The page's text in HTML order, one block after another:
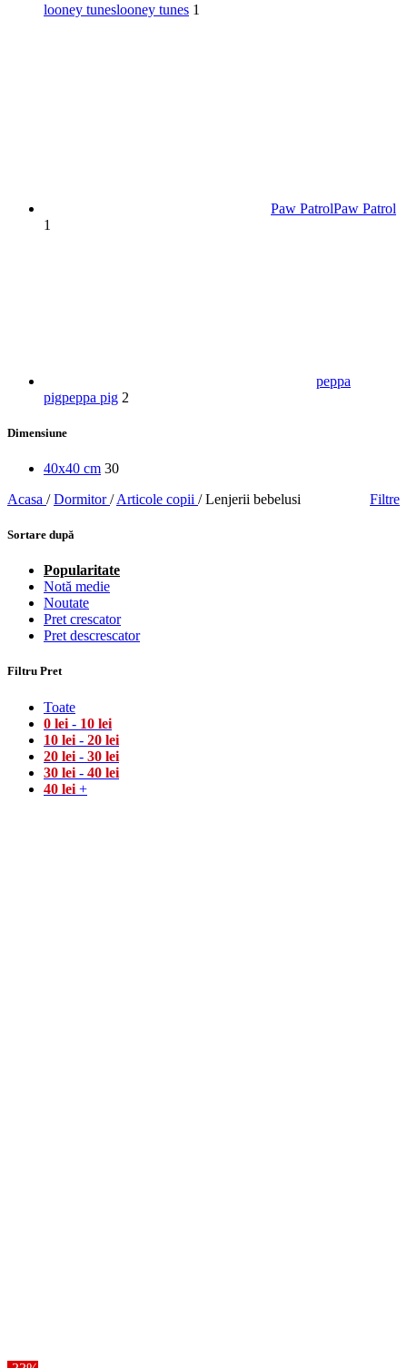
looney tuneslooney tunes 1
Paw PatrolPaw Patrol
1
peppa
pigpeppa pig 2
Dimensiune
40x40 cm 30
Acasa / Dormitor/ Articole copii / Lenjerii bebelusi Filtre
Sortare după
Popularitate
Notă medie
Noutate
Pret crescator
Pret descrescator
Filtru Pret
Toate
0 lei - 10 lei
10 lei - 20 lei
20 lei - 30 lei
30 lei - 40 lei
40 lei +